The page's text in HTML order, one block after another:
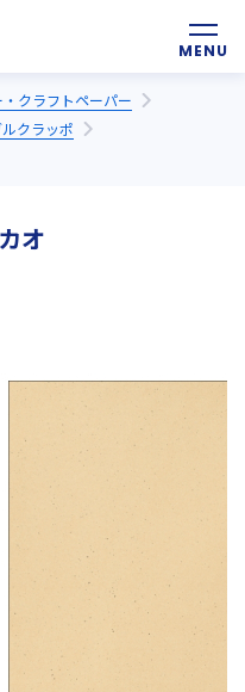
クラフトペーパー
クラッポ
オ